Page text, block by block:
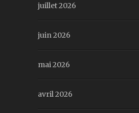
juillet 2026
juin 2026
mai 2026
avril 2026